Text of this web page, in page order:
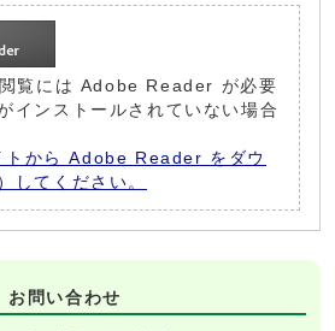
覧には Adobe Reader が必要
インストールされていない場合
から Adobe Reader をダウ
してください。
お問い合わせ